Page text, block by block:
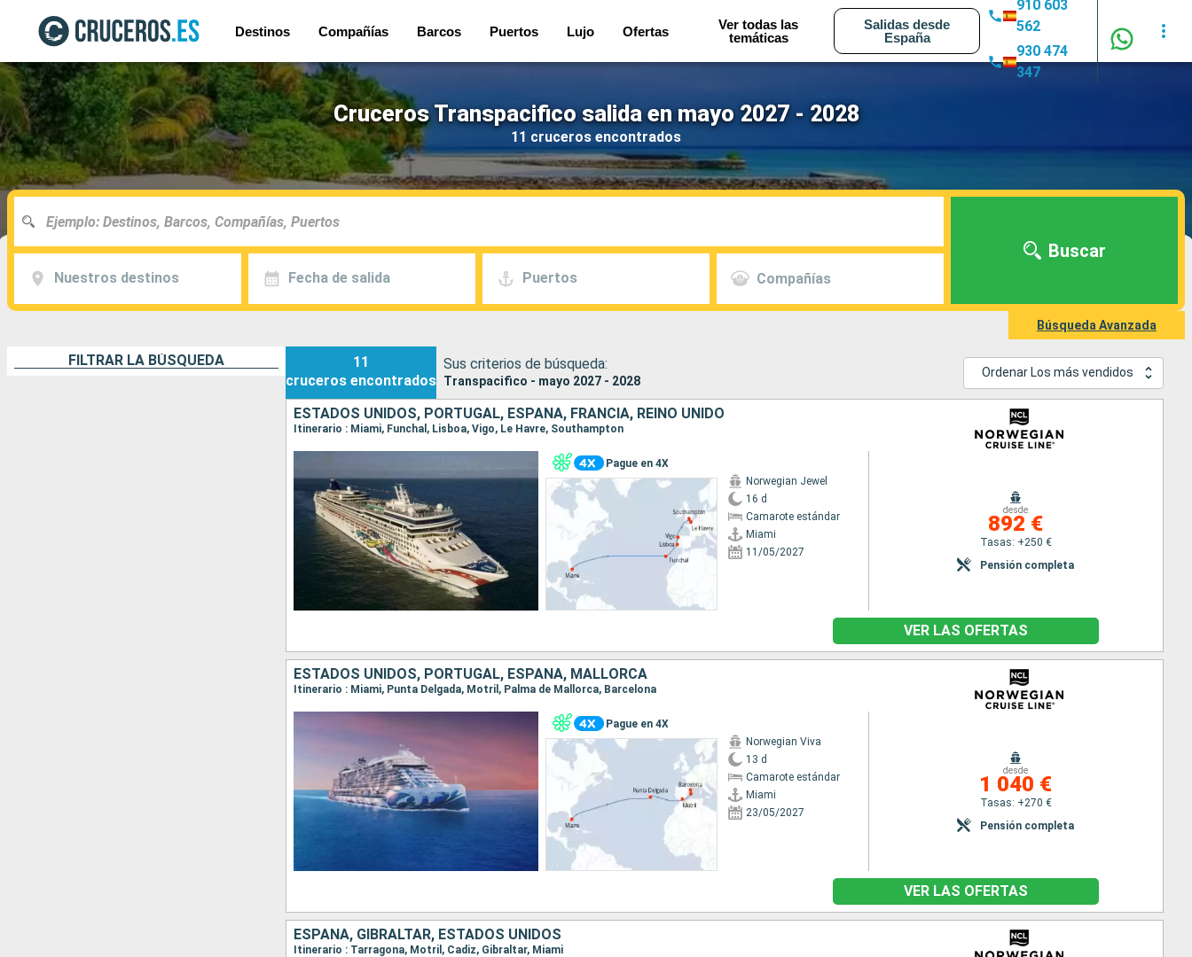
Destinos Compañías Barcos Puertos Lujo Ofertas
Ver todas las
temáticas
Salidas desde
España
910 603
562
930 474
347
Cruceros Transpacifico salida en mayo 2027 - 2028
11 cruceros encontrados
Nuestros destinos Fecha de salida Puertos Compañías
Buscar
Búsqueda Avanzada
FILTRAR LA BÚSQUEDA
11
cruceros encontrados
Sus criterios de búsqueda:
Transpacifico - mayo 2027 - 2028
Ordenar Los más vendidos
ESTADOS UNIDOS, PORTUGAL, ESPAÑA, FRANCIA, REINO UNIDO
Itinerario : Miami, Funchal, Lisboa, Vigo, Le Havre, Southampton
Pague en 4X
Norwegian Jewel
16 d
Camarote estándar
Miami
11/05/2027
desde
892 €
Tasas: +250 €
Pensión completa
VER LAS OFERTAS
ESTADOS UNIDOS, PORTUGAL, ESPAÑA, MALLORCA
Itinerario : Miami, Punta Delgada, Motril, Palma de Mallorca, Barcelona
Pague en 4X
Norwegian Viva
13 d
Camarote estándar
Miami
23/05/2027
desde
1 040 €
Tasas: +270 €
Pensión completa
VER LAS OFERTAS
ESPAÑA, GIBRALTAR, ESTADOS UNIDOS
Itinerario : Tarragona, Motril, Cadiz, Gibraltar, Miami